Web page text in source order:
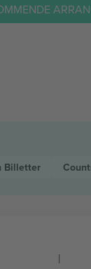
Billetter